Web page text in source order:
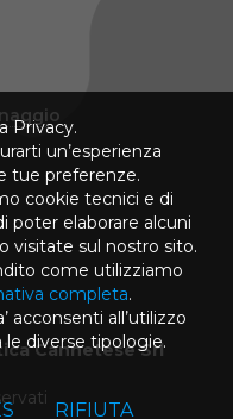
Cannetese Srl
Privacy.
un’esperienza
tue preferenze.
cookie tecnici e di
elaborare alcuni
visitate sul nostro sito.
come utilizziamo
completa.
acconsenti all’utilizzo
diverse tipologie.
RIFIUTA